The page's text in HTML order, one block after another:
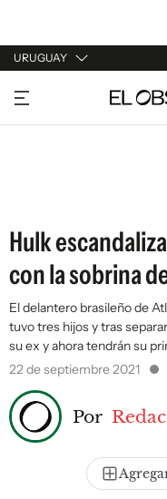
URUGUAY
URUGUAY
ARGENTINA
Hulk
con la sobrina
El delantero brasileño de
tuvo tres hijos y tras
su ex y ahora tendrán su
22 de septiembre 2021
Por